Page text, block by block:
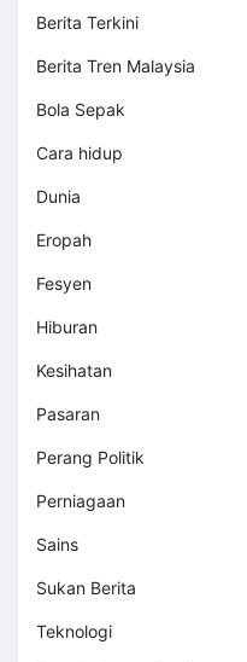
Berita Terkini
Berita Tren Malaysia
Bola Sepak
Cara hidup
Dunia
Eropah
Fesyen
Hiburan
Kesihatan
Pasaran
Perang Politik
Perniagaan
Sains
Sukan Berita
Teknologi